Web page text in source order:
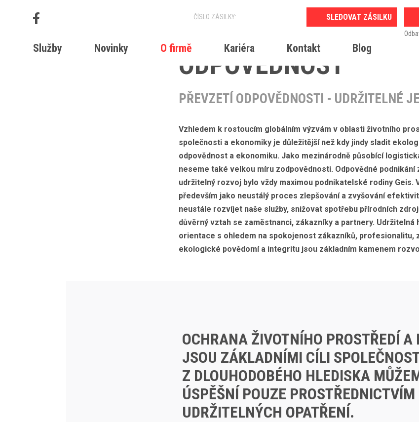
Služby Novinky O firmě Kariéra Kontakt Blog
UDRŽITELNOST &
ODPOVĚDNOST
PŘEVZETÍ ODPOVĚDNOSTI - UDRŽITELNÉ
Vzhledem k rostoucím globálním výzvám v oblasti životního
společnosti a ekonomiky je důležitější než kdy jindy sladit
odpovědnost a ekonomiku. Jako mezinárodně působící
neseme také velkou míru zodpovědnosti. Odpovědné podnikání
udržitelný rozvoj bylo vždy maximou podnikatelské rodiny Geis.
především jako neustálý proces zlepšování a zvyšování
neustále rozvíjet naše služby, snižovat spotřebu přírodních
důvěrný vztah se zaměstnanci, zákazníky a partnery. Udržitelná
orientace s ohledem na spokojenost zákazníků, profesionalitu,
ekologické povědomí a integritu jsou základním kamenem
OCHRANA ŽIVOTNÍHO PROSTŘEDÍ A
JSOU ZÁKLADNÍMI CÍLI
Z DLOUHODOBÉHO HLEDISKA
ÚSPĚŠNÍ POUZE PROSTŘEDNICTVÍM
UDRŽITELNÝCH OPATŘENÍ.